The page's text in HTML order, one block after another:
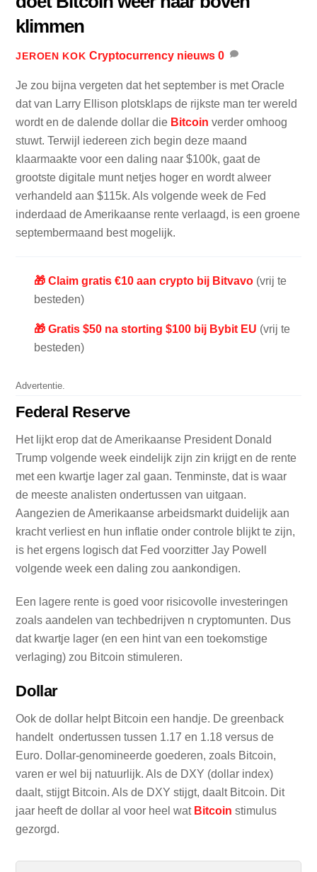
klimmen
JEROEN KOK Cryptocurrency nieuws 0
Je zou bijna vergeten dat het september is met Oracle
dat van Larry Ellison plotsklaps de rijkste man ter wereld
wordt en de dalende dollar die Bitcoin verder omhoog
stuwt. Terwijl iedereen zich begin deze maand
klaarmaakte voor een daling naar $100k, gaat de
grootste digitale munt netjes hoger en wordt alweer
verhandeld aan $115k. Als volgende week de Fed
inderdaad de Amerikaanse rente verlaagd, is een groene
septembermaand best mogelijk.
🎁 Claim gratis €10 aan crypto bij Bitvavo (vrij te
besteden)
🎁 Gratis $50 na storting $100 bij Bybit EU (vrij te
besteden)
Advertentie.
Federal Reserve
Het lijkt erop dat de Amerikaanse President Donald
Trump volgende week eindelijk zijn zin krijgt en de rente
met een kwartje lager zal gaan. Tenminste, dat is waar
de meeste analisten ondertussen van uitgaan.
Aangezien de Amerikaanse arbeidsmarkt duidelijk aan
kracht verliest en hun inflatie onder controle blijkt te zijn,
is het ergens logisch dat Fed voorzitter Jay Powell
volgende week een daling zou aankondigen.
Een lagere rente is goed voor risicovolle investeringen
zoals aandelen van techbedrijven n cryptomunten. Dus
dat kwartje lager (en een hint van een toekomstige
verlaging) zou Bitcoin stimuleren.
Dollar
Ook de dollar helpt Bitcoin een handje. De greenback
handelt ondertussen tussen 1.17 en 1.18 versus de
Euro. Dollar-genomineerde goederen, zoals Bitcoin,
varen er wel bij natuurlijk. Als de DXY (dollar index)
daalt, stijgt Bitcoin. Als de DXY stijgt, daalt Bitcoin. Dit
jaar heeft de dollar al voor heel wat Bitcoin stimulus
gezorgd.